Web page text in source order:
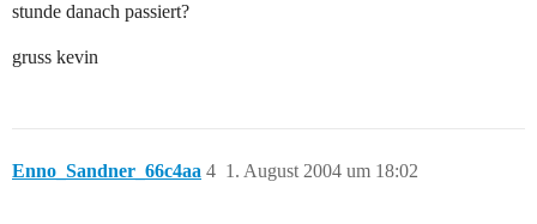
stunde danach passiert?
gruss kevin
Enno_Sandner_66c4aa 1. August 2004 um 18:02
4